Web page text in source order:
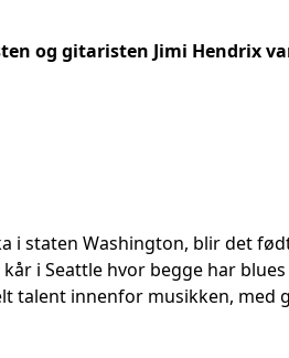
og gitaristen Jimi Hendrix
i staten Washington, blir det
i Seattle hvor begge har
talent innenfor musikken,